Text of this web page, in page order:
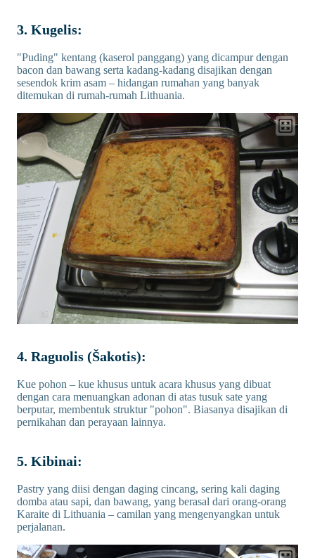
3. Kugelis:
"Puding" kentang (kaserol panggang) yang dicampur dengan
bacon dan bawang serta kadang-kadang disajikan dengan
sesendok krim asam – hidangan rumahan yang banyak
ditemukan di rumah-rumah Lithuania.
4. Raguolis (Šakotis):
Kue pohon – kue khusus untuk acara khusus yang dibuat
dengan cara menuangkan adonan di atas tusuk sate yang
berputar, membentuk struktur "pohon". Biasanya disajikan di
pernikahan dan perayaan lainnya.
5. Kibinai:
Pastry yang diisi dengan daging cincang, sering kali daging
domba atau sapi, dan bawang, yang berasal dari orang-orang
Karaite di Lithuania – camilan yang mengenyangkan untuk
perjalanan.